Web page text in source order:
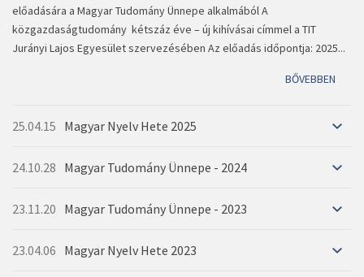
előadására a Magyar Tudomány Ünnepe alkalmából A
közgazdaságtudomány kétszáz éve – új kihívásai címmel a TIT
Jurányi Lajos Egyesület szervezésében Az előadás időpontja: 2025...
BŐVEBBEN
25.04.15 Magyar Nyelv Hete 2025
24.10.28 Magyar Tudomány Ünnepe - 2024
23.11.20 Magyar Tudomány Ünnepe - 2023
23.04.06 Magyar Nyelv Hete 2023